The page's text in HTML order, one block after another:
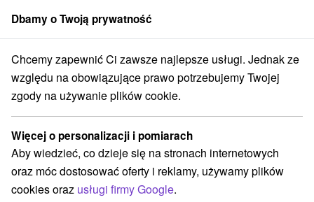
członek grupySorger
Východné Slovensko Prešovský kraj Vyšné Ružbachy
Apartmány Vyšné Ružbachy
Kategorie
Wszystkie kategorie
Hotele na Slovacji(4)
Apartmány(2) Chaty na prenájom
Dbamy o Twoją prywatność
Chcemy zapewnić Ci zawsze najlepsze usługi. Jednak ze
względu na obowiązujące prawo potrzebujemy Twojej
zgody na używanie plików cookie.
Więcej o personalizacji i pomiarach
Aby wiedzieć, co dzieje się na stronach internetowych
oraz móc dostosować oferty i reklamy, używamy plików
cookies oraz usługi firmy Google.